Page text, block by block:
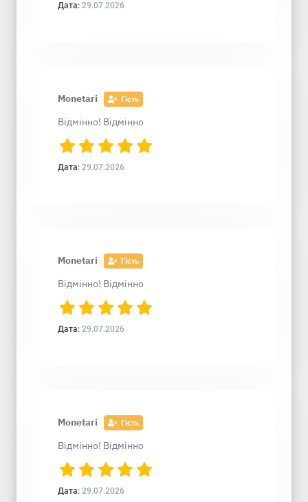
Дата: 29.07.2026
Monetari Гість
Відмінно! Відмінно
Дата: 29.07.2026
Monetari Гість
Відмінно! Відмінно
Дата: 29.07.2026
Monetari Гість
Відмінно! Відмінно
Дата: 29.07.2026